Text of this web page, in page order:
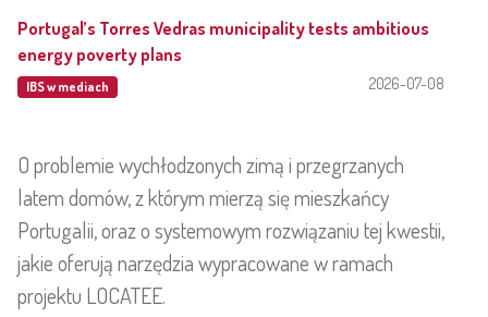
Portugal’s Torres Vedras municipality tests ambitious
energy poverty plans
IBS w mediach 2026-07-08
O problemie wychłodzonych zimą i przegrzanych
latem domów, z którym mierzą się mieszkańcy
Portugalii, oraz o systemowym rozwiązaniu tej kwestii,
jakie oferują narzędzia wypracowane w ramach
projektu LOCATEE.